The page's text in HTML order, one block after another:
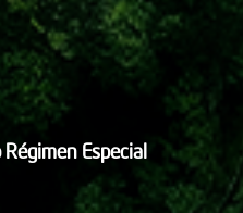
Especial